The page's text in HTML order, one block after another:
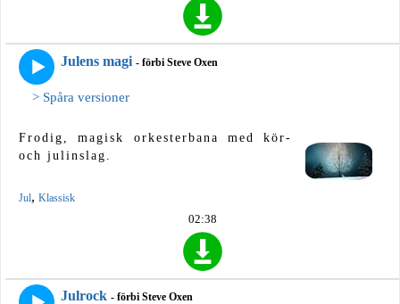
Julens magi - förbi Steve Oxen
> Spåra versioner
Frodig, magisk orkesterbana med kör-
och julinslag.
Jul, Klassisk
02:38
Julrock - förbi Steve Oxen